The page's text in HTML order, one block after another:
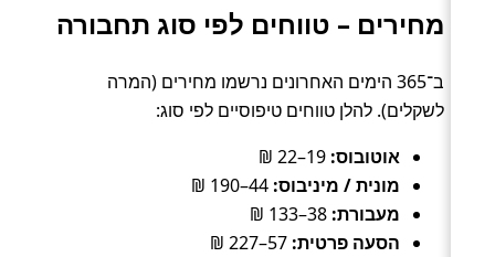
מחירים – טווחים לפי סוג תחבורה
ב־365 הימים האחרונים נרשמו מחירים (המרה
לשקלים). להלן טווחים טיפוסיים לפי סוג:
אוטובוס:
מונית / מיניבוס:
מעבורת:
הסעה פרטית: